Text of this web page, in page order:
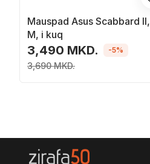
Mauspad Asus Scabbard II,
M, i kuq
3,490 MKD.
3,690 MKD.
-5%